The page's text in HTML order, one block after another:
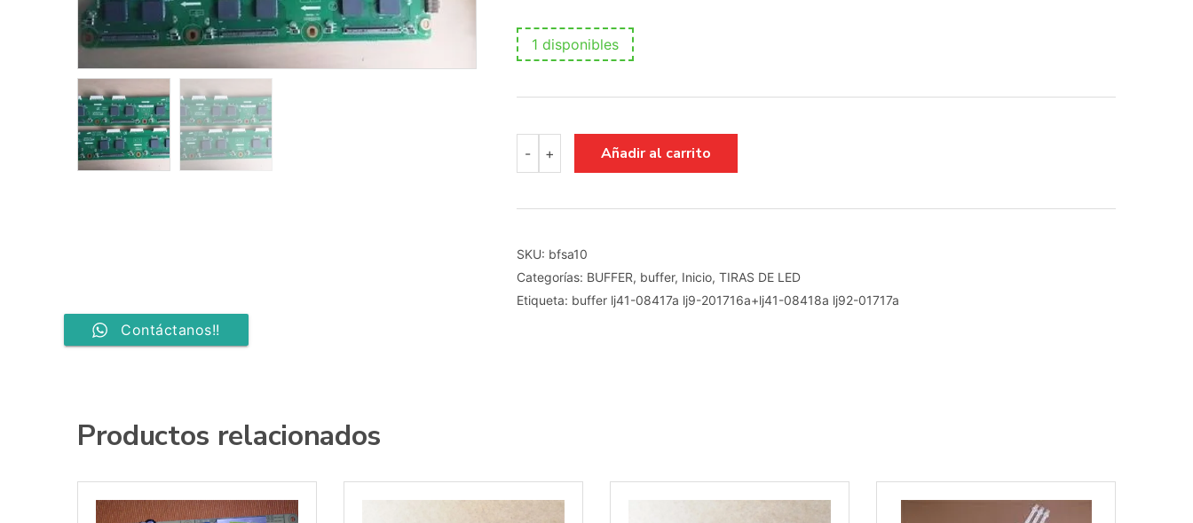
1 disponibles
-
lj41-
08417a
201716a+lj41-
lj92-
01717a
cantidad
+ Añadir al carrito
SKU: bfsa10
Categorías: BUFFER, buffer, Inicio, TIRAS DE LED
Etiqueta: buffer lj41-08417a lj9-201716a+lj41-08418a lj92-01717a
Contáctanos!!
Productos relacionados